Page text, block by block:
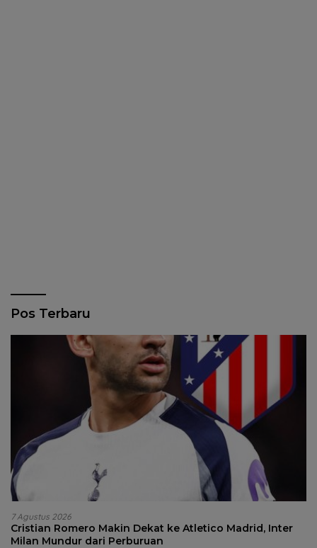
Pos Terbaru
7 Agustus 2026
Cristian Romero Makin Dekat ke Atletico Madrid, Inter
Milan Mundur dari Perburuan